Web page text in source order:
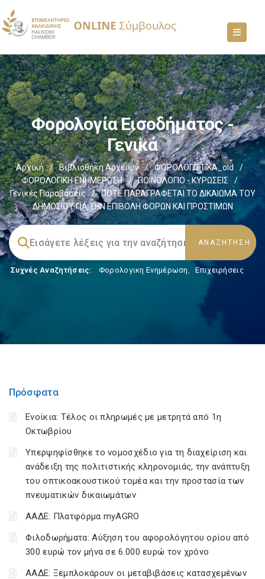
Φορολογία Εισοδήματος -
Γενικά
Αρχική / Βιβλιοθήκη Αρχείων / ΦΟΡΟΛΟΓΙΣΤΙΚΑ_old
/
ΦΟΡΟΛΟΓΙΚΗ ΕΝΗΜΕΡΩΣΗ
/ ΠΟΙΝΟΛΟΓΙΟ - ΚΥΡΩΣΕΙΣ
/
Γενικές Παραβάσεις
/
ΠΟΤΕ ΠΑΡΑΓΡΑΦΕΤΑΙ ΤΟ ΔΙΚΑΙΩΜΑ ΤΟΥ
ΔΗΜΟΣΙΟΥ ΓΙΑ ΤΗΝ ΕΠΙΒΟΛΗ ΦΟΡΩΝ ΚΑΙ ΠΡΟΣΤΙΜΩΝ
Συχνές Αναζητήσεις: Φορολογικη Ενημέρωση, Επιχειρήσεις
Πρόσφατα
Ενοίκια: Τέλος οι πληρωμές με μετρητά από 1η
Οκτωβρίου
Υπερψηφίσθηκε το νομοσχέδιο για τη διαχείριση και
ανάδειξη της πολιτιστικής κληρονομιάς, την ανάπτυξη
του οπτικοακουστικού τομέα και την προστασία των
πνευματικών δικαιωμάτων
ΑΑΔΕ: Πλατφόρμα myAGRO
Φιλοδωρήματα: Αύξηση του αφορολόγητου ορίου από
300 ευρώ τον μήνα σε 6.000 ευρώ τον χρόνο
ΑΑΔΕ: Ξεμπλοκάρουν οι μεταβιβάσεις κατασχεμένων